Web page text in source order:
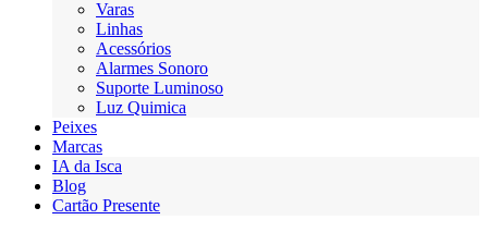
Varas
Linhas
Acessórios
Alarmes Sonoro
Suporte Luminoso
Luz Quimica
Peixes
Marcas
IA da Isca
Blog
Cartão Presente